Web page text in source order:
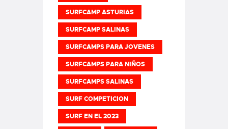
SURFCAMP ASTURIAS
SURFCAMP SALINAS
SURFCAMPS PARA JOVENES
SURFCAMPS PARA NIÑOS
SURFCAMPS SALINAS
SURF COMPETICION
SURF EN EL 2023